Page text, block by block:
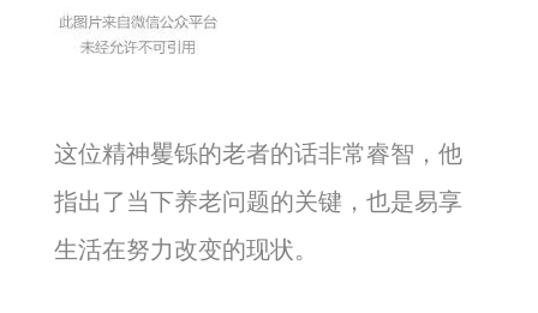
这位精神矍铄的老者的话非常睿智，他
指出了当下养老问题的关键，也是易享
生活在努力改变的现状。